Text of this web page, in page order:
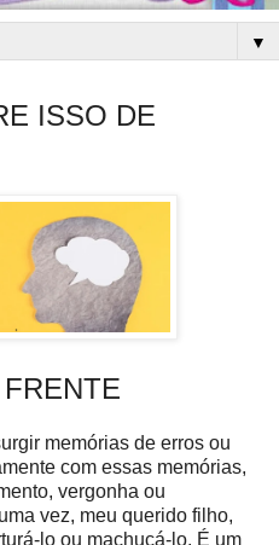
▼
ISSO DE
memórias de erros ou
com essas memórias,
vergonha ou
vez, meu querido filho,
lo ou machucá-lo. É um